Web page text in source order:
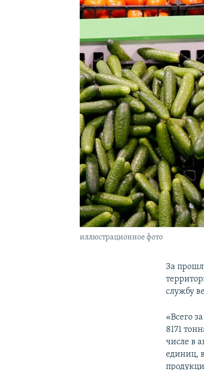
КРЫМ.НЕПОКОРЕННЫЙ
УКРАИНСКАЯ ПРОБЛЕМА КРЫМА
иллюстрационное фото
За
службу
«Всего
8171
числе в
единиц,